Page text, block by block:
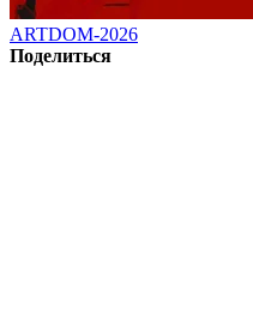
ARTDOM-2026
Поделиться